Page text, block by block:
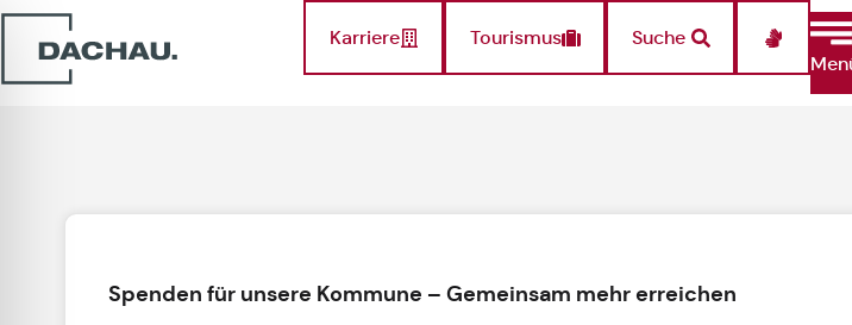
Karriere Tourismus
Suche
Spenden für unsere Kommune – Gemeinsam mehr erreichen